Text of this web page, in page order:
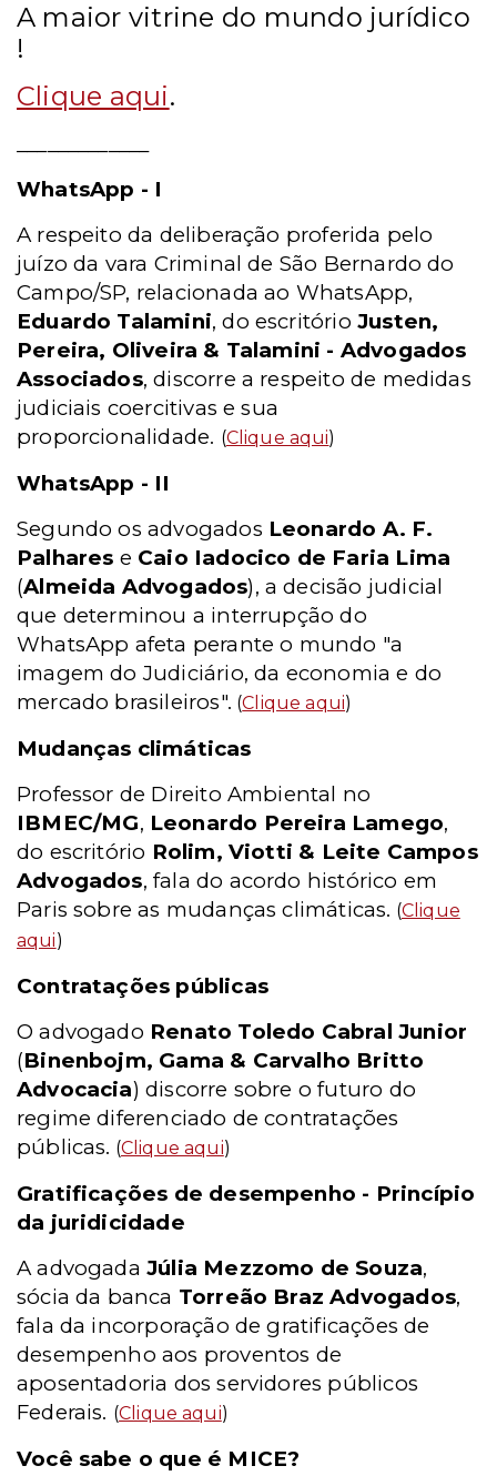
A maior vitrine do mundo jurídico
!
Clique aqui.
WhatsApp - I
A respeito da deliberação proferida pelo
juízo da vara Criminal de São Bernardo do
Campo/SP, relacionada ao WhatsApp,
Eduardo Talamini, do escritório Justen,
Pereira, Oliveira & Talamini - Advogados
Associados, discorre a respeito de medidas
judiciais coercitivas e sua
proporcionalidade. (Clique aqui)
WhatsApp - II
Segundo os advogados Leonardo A. F.
Palhares e Caio Iadocico de Faria Lima
(Almeida Advogados), a decisão judicial
que determinou a interrupção do
WhatsApp afeta perante o mundo "a
imagem do Judiciário, da economia e do
mercado brasileiros". (Clique aqui)
Mudanças climáticas
Professor de Direito Ambiental no
IBMEC/MG, Leonardo Pereira Lamego,
do escritório Rolim, Viotti & Leite Campos
Advogados, fala do acordo histórico em
Paris sobre as mudanças climáticas. (Clique
aqui)
Contratações públicas
O advogado Renato Toledo Cabral Junior
(Binenbojm, Gama & Carvalho Britto
Advocacia) discorre sobre o futuro do
regime diferenciado de contratações
públicas. (Clique aqui)
Gratificações de desempenho - Princípio
da juridicidade
A advogadaJúlia Mezzomo de Souza,
sócia da banca Torreão Braz Advogados,
fala da incorporação de gratificações de
desempenho aos proventos de
aposentadoria dos servidores públicos
Federais. (Clique aqui)
Você sabe o que é MICE?